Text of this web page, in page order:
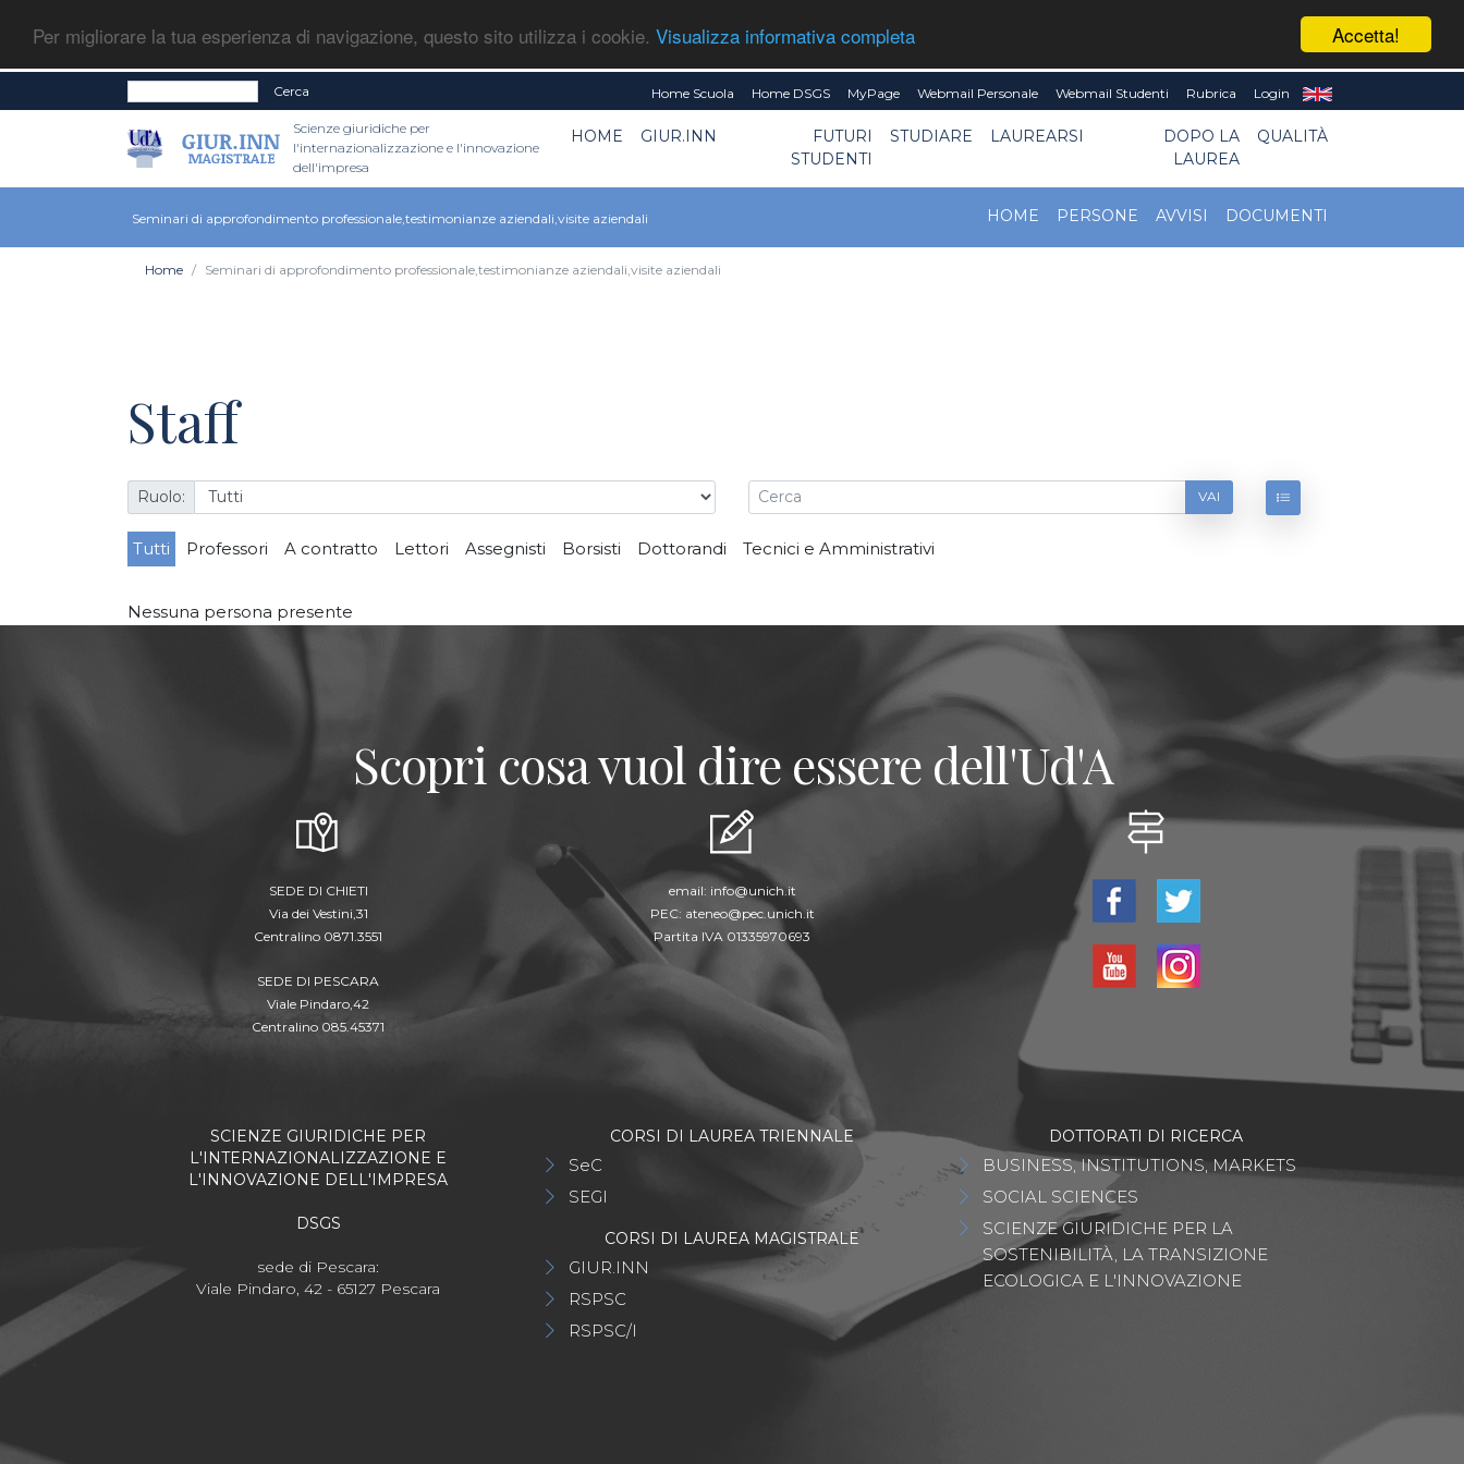
Accetta!
Per migliorare la tua esperienza di navigazione, questo sito utilizza i cookie. Visualizza informativa completa
Cerca Home Scuola Home DSGS MyPage Webmail Personale Webmail Studenti Rubrica Login
Scienze giuridiche per
l'internazionalizzazione e l'innovazione
dell'impresa
HOME GIUR.INN
FUTURI
STUDENTI
STUDIARE LAUREARSI
DOPO LA
LAUREA
QUALITÀ
Seminari di approfondimento professionale,testimonianze aziendali,visite aziendali HOME PERSONE AVVISI DOCUMENTI
Home Seminari di approfondimento professionale,testimonianze aziendali,visite aziendali
Staff
Ruolo: VAI
Tutti Professori A contratto Lettori Assegnisti Borsisti Dottorandi Tecnici e Amministrativi
Nessuna persona presente
Scopri cosa vuol dire essere dell'Ud'A
SEDE DI CHIETI
Via dei Vestini,31
Centralino 0871.3551
SEDE DI PESCARA
Viale Pindaro,42
Centralino 085.45371
email: info@unich.it
PEC: ateneo@pec.unich.it
Partita IVA 01335970693
SCIENZE GIURIDICHE PER
L'INTERNAZIONALIZZAZIONE E
L'INNOVAZIONE DELL'IMPRESA
DSGS
sede di Pescara:
Viale Pindaro, 42 - 65127 Pescara
CORSI DI LAUREA TRIENNALE
SeC
SEGI
CORSI DI LAUREA MAGISTRALE
GIUR.INN
RSPSC
RSPSC/I
DOTTORATI DI RICERCA
BUSINESS, INSTITUTIONS, MARKETS
SOCIAL SCIENCES
SCIENZE GIURIDICHE PER LA
SOSTENIBILITÀ, LA TRANSIZIONE
ECOLOGICA E L'INNOVAZIONE